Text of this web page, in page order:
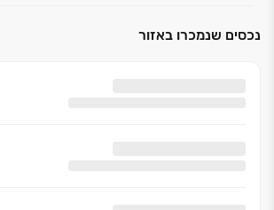
נכסים שנמכרו באזור